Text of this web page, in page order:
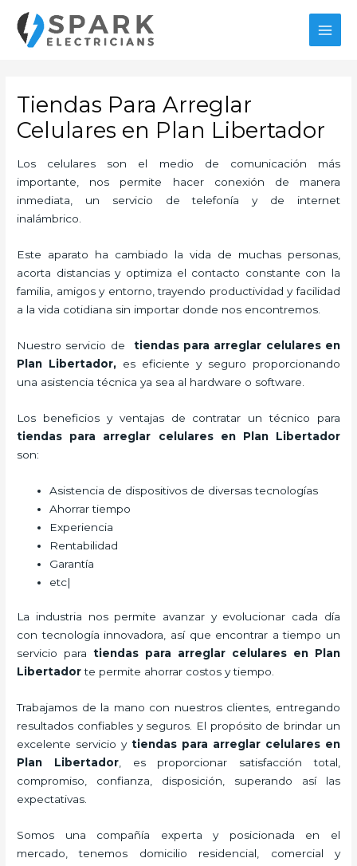
contenido
Tiendas Para Arreglar
Celulares en Plan Libertador
Los celulares son el medio de comunicación más
importante, nos permite hacer conexión de manera
inmediata, un servicio de telefonía y de internet
inalámbrico.
Este aparato ha cambiado la vida de muchas personas,
acorta distancias y optimiza el contacto constante con la
familia, amigos y entorno, trayendo productividad y facilidad
a la vida cotidiana sin importar donde nos encontremos.
Nuestro servicio de tiendas para arreglar celulares en
Plan Libertador, es eficiente y seguro proporcionando
una asistencia técnica ya sea al hardware o software.
Los beneficios y ventajas de contratar un técnico para
tiendas para arreglar celulares en Plan Libertador
son:
Asistencia de dispositivos de diversas tecnologías
Ahorrar tiempo
Experiencia
Rentabilidad
Garantía
etc|
La industria nos permite avanzar y evolucionar cada día
con tecnología innovadora, así que encontrar a tiempo un
servicio paratiendas para arreglar celulares en Plan
Libertadorte permite ahorrar costos y tiempo.
Trabajamos de la mano con nuestros clientes, entregando
resultados confiables y seguros. El propósito de brindar un
excelente servicio ytiendas para arreglar celulares en
Plan Libertador, es proporcionar satisfacción total,
compromiso, confianza, disposición, superando así las
expectativas.
Somos una compañía experta y posicionada en el
mercado, tenemos domicilio residencial, comercial y